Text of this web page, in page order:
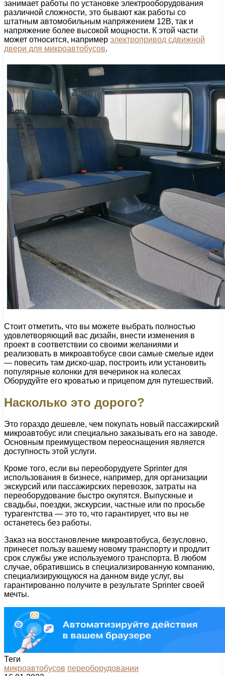
занимает работы по установке электрооборудования
различной сложности, это бывают как работы со
штатным автомобильным напряжением 12В, так и
напряжение более высокой мощности. К этой части
может относится, например электропривод сдвижной
двери для микроавтобусов.
Стоит отметить, что вы можете выбрать полностью
удовлетворяющий вас дизайн, внести изменения в
проект в соответствии со своими желаниями и
реализовать в микроавтобусе свои самые смелые идеи
— повесить там диско-шар, построить или установить
популярные колонки для вечеринок на колесах
Оборудуйте его кроватью и прицепом для путешествий.
Насколько это дорого?
Это гораздо дешевле, чем покупать новый пассажирский
микроавтобус или специально заказывать его на заводе.
Основным преимуществом переоснащения является
доступность этой услуги.
Кроме того, если вы переоборудуете Sprinter для
использования в бизнесе, например, для организации
экскурсий или пассажирских перевозок, затраты на
переоборудование быстро окупятся. Выпускные и
свадьбы, поездки, экскурсии, частные или по просьбе
турагентства — это то, что гарантирует, что вы не
останетесь без работы.
Заказ на восстановление микроавтобуса, безусловно,
принесет пользу вашему новому транспорту и продлит
срок службы уже используемого транспорта. В любом
случае, обратившись в специализированную компанию,
специализирующуюся на данном виде услуг, вы
гарантированно получите в результате Sprinter своей
мечты.
Теги
микроавтобусов переоборудовании